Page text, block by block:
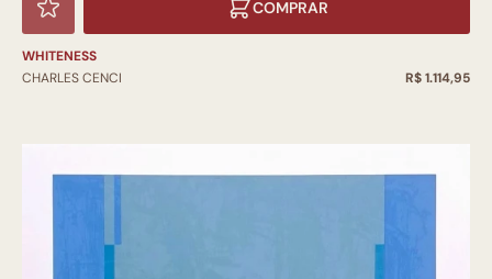
COMPRAR
WHITENESS
CHARLES CENCI
R$ 1.114,95